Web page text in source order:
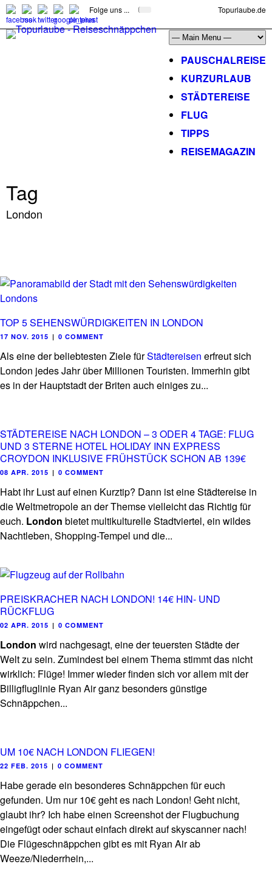
Folge uns ... Topurlaube.de
PAUSCHALREISE
KURZURLAUB
STÄDTEREISE
FLUG
TIPPS
REISEMAGAZIN
Tag
London
TOP 5 SEHENSWÜRDIGKEITEN IN LONDON
17 NOV. 2015 | 0 COMMENT
Als eine der beliebtesten Ziele fürStädtereisen erfreut sich
London jedes Jahr über Millionen Touristen. Immerhin gibt
es in der Hauptstadt der Briten auch einiges zu...
STÄDTEREISE NACH LONDON – 3 ODER 4 TAGE: FLUG
UND 3 STERNE HOTEL HOLIDAY INN EXPRESS
CROYDON INKLUSIVE FRÜHSTÜCK SCHON AB 139€
08 APR. 2015 | 0 COMMENT
Habt ihr Lust auf einen Kurztip? Dann ist eine Städtereise in
die Weltmetropole an der Themse vielleicht das Richtig für
euch. London bietet multikulturelle Stadtviertel, ein wildes
Nachtleben, Shopping-Tempel und die...
PREISKRACHER NACH LONDON! 14€ HIN- UND
RÜCKFLUG
02 APR. 2015 | 0 COMMENT
London wird nachgesagt, eine der teuersten Städte der
Welt zu sein. Zumindest bei einem Thema stimmt das nicht
wirklich: Flüge! Immer wieder finden sich vor allem mit der
Billigfluglinie Ryan Air ganz besonders günstige
Schnäppchen...
UM 10€ NACH LONDON FLIEGEN!
22 FEB. 2015 | 0 COMMENT
Habe gerade ein besonderes Schnäppchen für euch
gefunden. Um nur 10€ geht es nach London! Geht nicht,
glaubt ihr? Ich habe einen Screenshot der Flugbuchung
eingefügt oder schaut einfach direkt auf skyscanner nach!
Die Flügeschnäppchen gibt es mit Ryan Air ab
Weeze/Niederrhein,...